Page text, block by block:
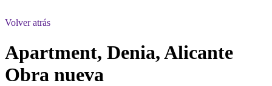
Volver atrás
Apartment, Denia, Alicante
Obra nueva